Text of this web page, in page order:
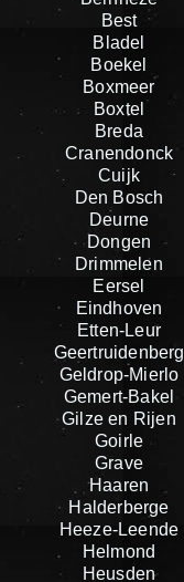
Best
Bladel
Boekel
Boxmeer
Boxtel
Breda
Cranendonck
Cuijk
Den Bosch
Deurne
Dongen
Drimmelen
Eersel
Eindhoven
Etten-Leur
Geertruidenberg
Geldrop-Mierlo
Gemert-Bakel
Gilze en Rijen
Goirle
Grave
Haaren
Halderberge
Heeze-Leende
Helmond
Heusden